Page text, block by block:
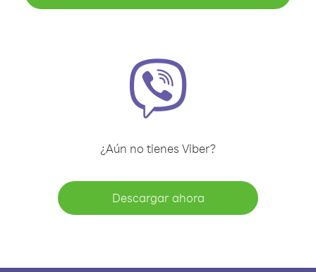
¿Aún no tienes Viber?
Descargar ahora